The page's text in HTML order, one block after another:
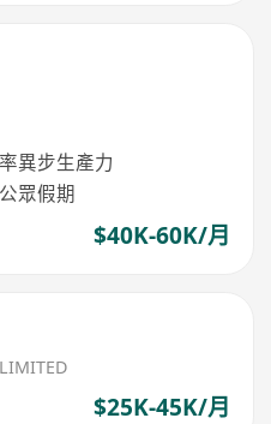
異步生產力
眾假期
$40K-60K/月
$25K-45K/月